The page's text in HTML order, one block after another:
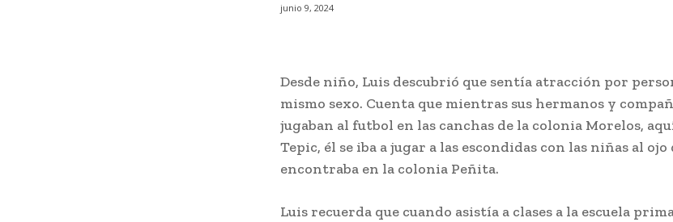
junio 9, 2024
Desde niño, Luis descubrió que sentía atracción por
mismo sexo. Cuenta que mientras sus hermanos y
jugaban al futbol en las canchas de la colonia Morelos,
Tepic, él se iba a jugar a las escondidas con las niñas al ojo
encontraba en la colonia Peñita.
Luis recuerda que cuando asistía a clases a la escuela